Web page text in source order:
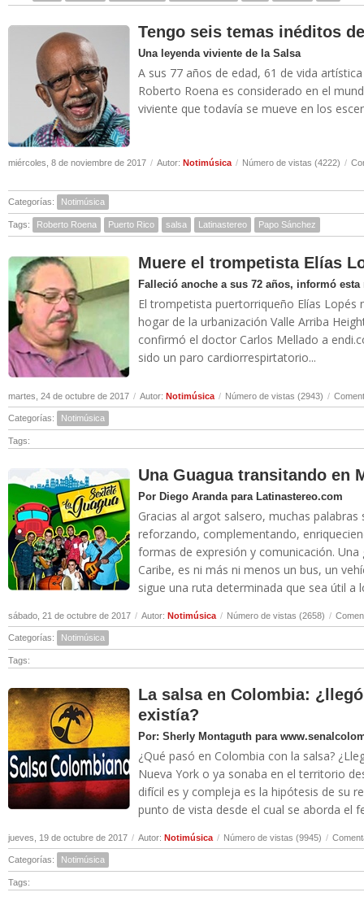
Tengo seis temas inéditos
Una leyenda viviente de la Salsa
A sus 77 años de edad, 61 de vida
Roberto Roena es considerado en el
viviente que todavía se mueve en los
miércoles, 8 de noviembre de 2017 / Autor: Notimúsica / Número de vistas (4222) /
Categorías: Notimúsica
Tags: Roberto Roena Puerto Rico salsa Latinastereo Papo Sánchez
Muere el trompetista Elías
Falleció anoche a sus 72 años, informó
El trompetista puertorriqueño Elías Lopés
hogar de la urbanización Valle Arriba
confirmó el doctor Carlos Mellado a
sido un paro cardiorrespirtatorio...
martes, 24 de octubre de 2017 / Autor: Notimúsica / Número de vistas (2943) /
Categorías: Notimúsica
Tags:
Una Guagua transitando en
Por Diego Aranda para Latinastereo.com
Gracias al argot salsero, muchas
reforzando, complementando,
formas de expresión y comunicación.
Caribe, es ni más ni menos un bus, un
sigue una ruta determinada que sea útil a
sábado, 21 de octubre de 2017 / Autor: Notimúsica / Número de vistas (2658) /
Categorías: Notimúsica
Tags:
La salsa en Colombia:
existía?
Por: Sherly Montaguth para
¿Qué pasó en Colombia con la salsa?
Nueva York o ya sonaba en el territorio
difícil es y compleja es la hipótesis de su
punto de vista desde el cual se aborda el
jueves, 19 de octubre de 2017 / Autor: Notimúsica / Número de vistas (9945) /
Categorías: Notimúsica
Tags: